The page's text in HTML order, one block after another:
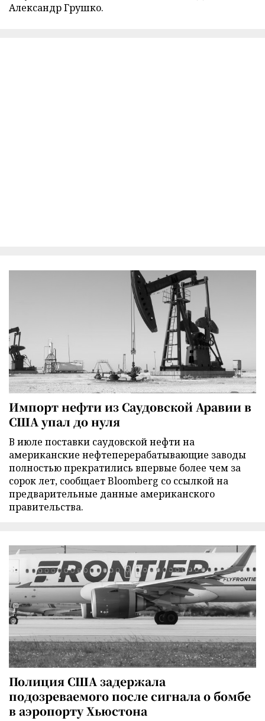
Александр Грушко.
Импорт нефти из Саудовской Аравии в
США упал до нуля
В июле поставки саудовской нефти на
американские нефтеперерабатывающие заводы
полностью прекратились впервые более чем за
сорок лет, сообщает Bloomberg со ссылкой на
предварительные данные американского
правительства.
Полиция США задержала
подозреваемого после сигнала о бомбе
в аэропорту Хьюстона